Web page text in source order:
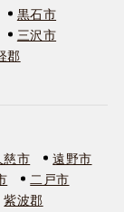
黒石市
三沢市
郡
慈市
遠野市
二戸市
紫波郡